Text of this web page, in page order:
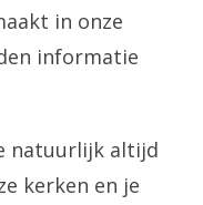
in onze
informatie
natuurlijk altijd
kerken en je